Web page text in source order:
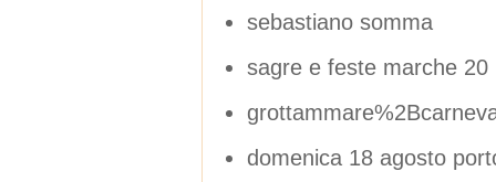
sebastiano somma
sagre e feste marche 20
domenica 18 agosto